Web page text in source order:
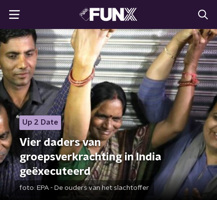
Up 2 Date
Vier daders van
groepsverkrachting in India
geëxecuteerd
foto: EPA - De ouders van het slachtoffer